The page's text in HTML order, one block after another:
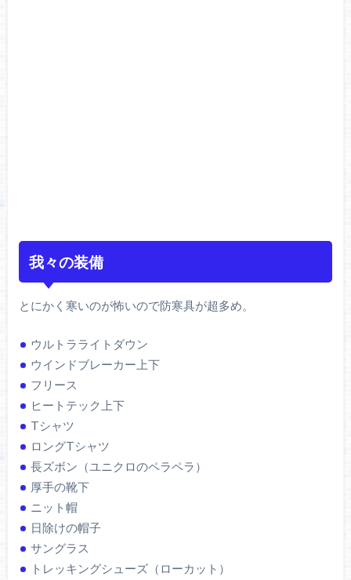
我々の装備
とにかく寒いのが怖いので防寒具が超多め。
ウルトラライトダウン
ウインドブレーカー上下
フリース
ヒートテック上下
Tシャツ
ロングTシャツ
長ズボン（ユニクロのペラペラ）
厚手の靴下
ニット帽
日除けの帽子
サングラス
トレッキングシューズ（ローカット）